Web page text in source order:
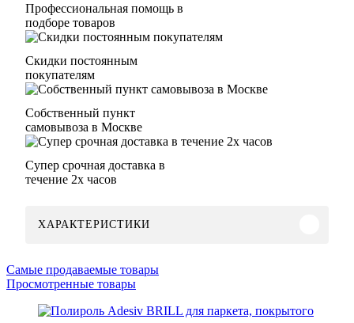
Профессиональная помощь в
подборе товаров
Скидки постоянным
покупателям
Собственный пункт
самовывоза в Москве
Супер срочная доставка в
течение 2х часов
ХАРАКТЕРИСТИКИ
Самые продаваемые товары
Просмотренные товары